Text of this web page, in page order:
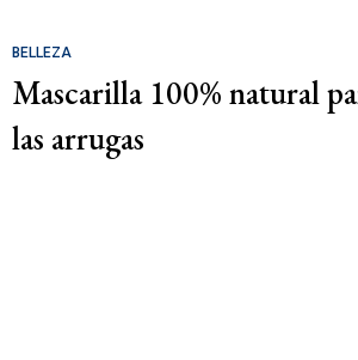
BELLEZA
Mascarilla 100% natural
las arrugas